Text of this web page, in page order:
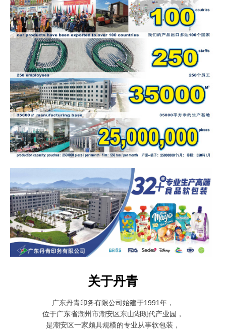
关于丹青
广东丹青印务有限公司始建于1991年，
位于广东省潮州市潮安区东山湖现代产业园，
是潮安区一家颇具规模的专业从事软包装，